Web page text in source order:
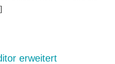
erweitert